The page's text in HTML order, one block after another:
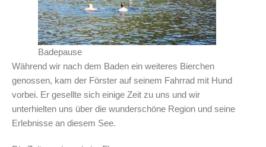
Badepause
Während wir nach dem Baden ein weiteres Bierchen
genossen, kam der Förster auf seinem Fahrrad mit Hund
vorbei. Er gesellte sich einige Zeit zu uns und wir
unterhielten uns über die wunderschöne Region und seine
Erlebnisse an diesem See.